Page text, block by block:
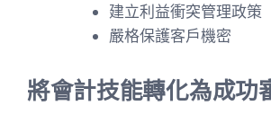
建立利益衝突管理政策
嚴格保護客戶機密
將會計技能轉化為成功